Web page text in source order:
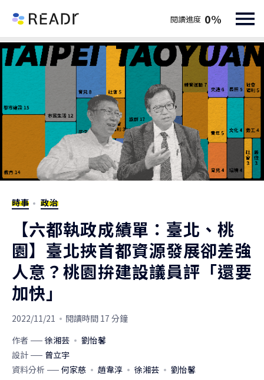
閱讀進度 0%
時事 政治
【六都執政成績單：臺北、桃
園】臺北挾首都資源發展卻差強
人意？桃園拚建設議員評「還要
加快」
2022/11/21
閱讀時間 17 分鐘
作者
徐湘芸
劉怡馨
設計
曾立宇
資料分析
何家慈 趙韋淳 徐湘芸 劉怡馨